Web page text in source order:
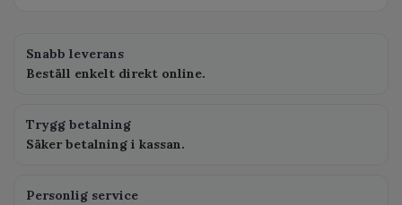
Snabb leverans
Beställ enkelt direkt online.
Trygg betalning
Säker betalning i kassan.
Personlig service